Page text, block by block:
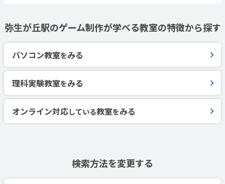
弥生が丘駅のゲーム制作が学べる教室の特徴から探す
パソコン教室をみる
理科実験教室をみる
オンライン対応している教室をみる
検索方法を変更する